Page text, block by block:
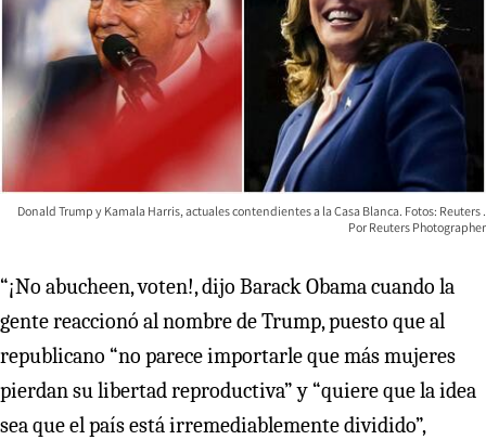
Donald Trump y Kamala Harris, actuales contendientes a la Casa Blanca. Fotos: Reuters
Reuters Photographer
“¡No abucheen, voten!, dijo Barack Obama cuando la
gente reaccionó al nombre de Trump, puesto que al
republicano “no parece importarle que más mujeres
pierdan su libertad reproductiva” y “quiere que la idea
sea que el país está irremediablemente dividido”,